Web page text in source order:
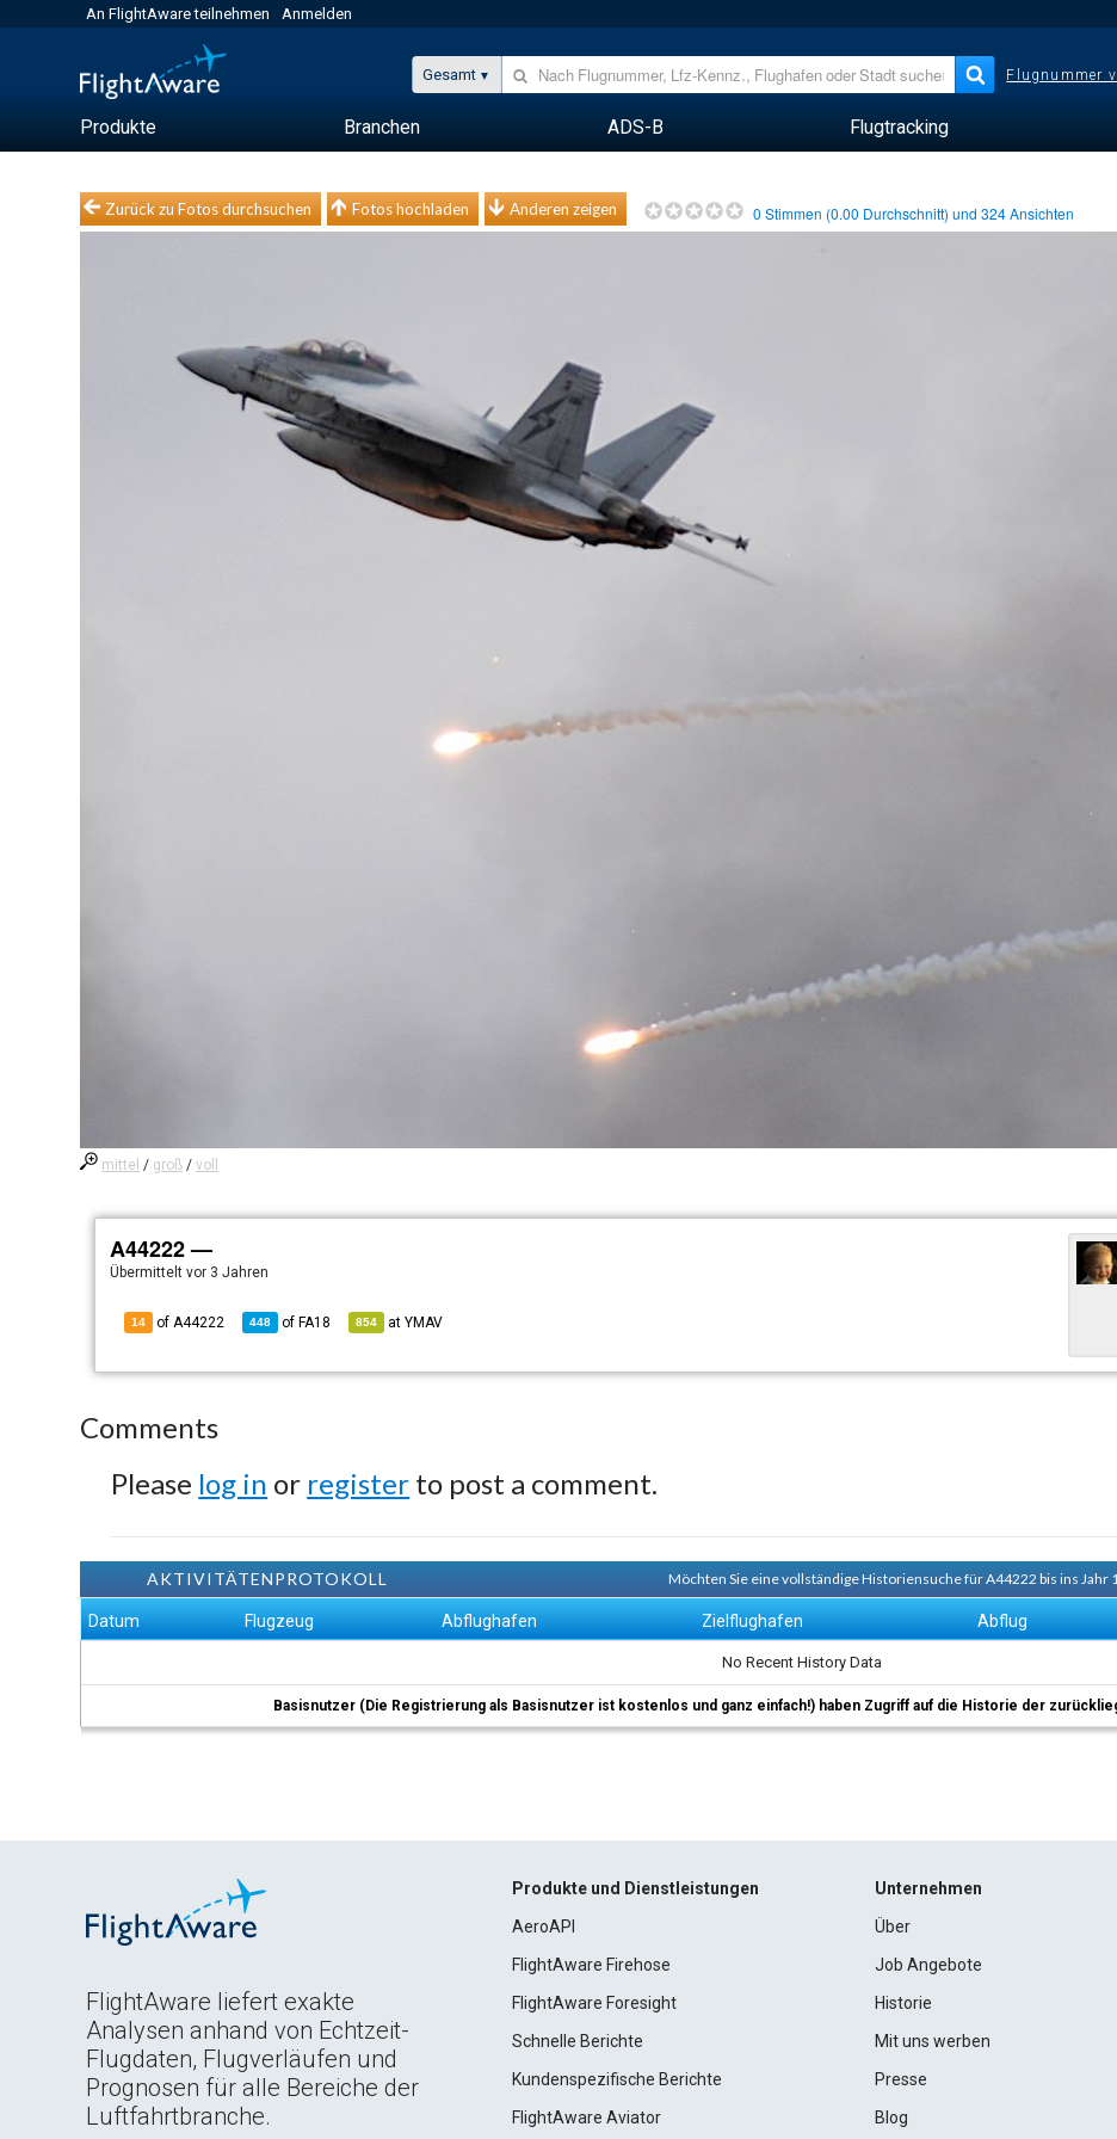
An FlightAware teilnehmen Anmelden
Gesamt Flugnummer
Produkte Branchen ADS-B Flugtracking
Zurück zu Fotos durchsuchen Fotos hochladen Anderen zeigen 0 Stimmen (0.00 Durchschnitt) und324Ansichten
mittel / groß /voll
A44222 —
Übermitteltvor 3 Jahren
14 of A44222 448 of FA18 854 atYMAV
Comments
Please log in or register to post a comment.
AKTIVITÄTENPROTOKOLL Möchten Sie eine vollständige Historiensuche für A44222 bis ins Jahr
Datum Flugzeug Abflughafen Zielflughafen Abflug
No Recent History Data
Basisnutzer (Die Registrierung als Basisnutzer ist kostenlos und ganz einfach!) haben Zugriff auf die Historie der
FlightAware liefert exakte
Analysen anhand von Echtzeit-
Flugdaten, Flugverläufen und
Prognosen für alle Bereiche der
Luftfahrtbranche.
Produkte und Dienstleistungen
AeroAPI
FlightAware Firehose
FlightAware Foresight
Schnelle Berichte
Kundenspezifische Berichte
FlightAware Aviator
Unternehmen
Über
Job Angebote
Historie
Mit uns werben
Presse
Blog